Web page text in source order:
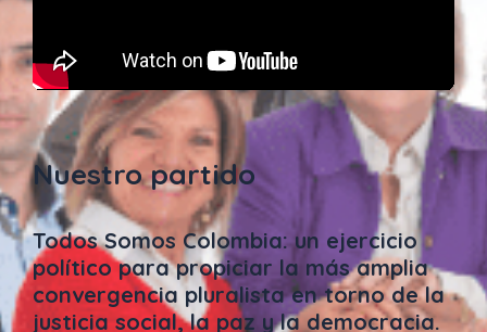
Nuestro partido
Todos Somos Colombia: un ejercicio
político para propiciar la más amplia
convergencia pluralista en torno de la
justicia social, la paz y la democracia.